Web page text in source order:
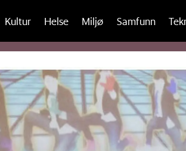
Kultur Helse Miljø Samfunn